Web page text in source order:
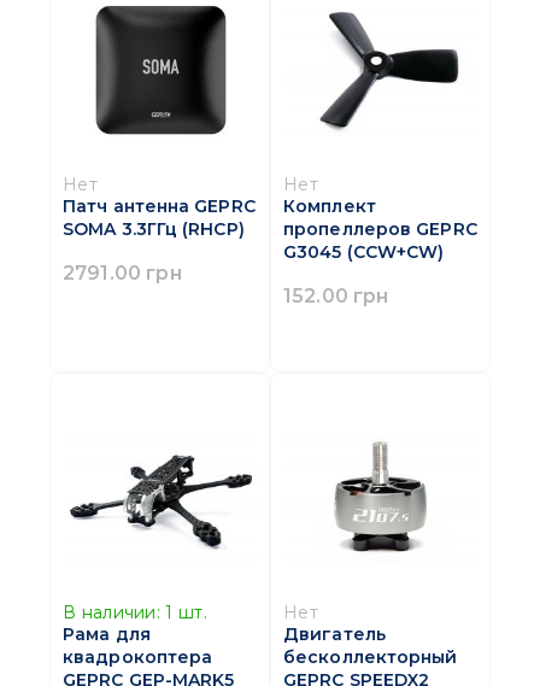
Нет
Патч антенна GEPRC
SOMA 3.3ГГц (RHCP)
2791.00 грн
Нет
Комплект
пропеллеров GEPRC
G3045 (CCW+CW)
152.00 грн
В наличии: 1 шт.
Рама для
квадрокоптера
GEPRC GEP-MARK5
Нет
Двигатель
бесколлекторный
GEPRC SPEEDX2